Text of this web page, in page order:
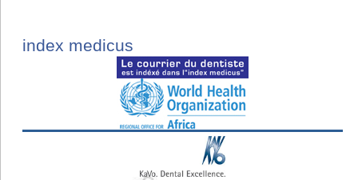
index medicus